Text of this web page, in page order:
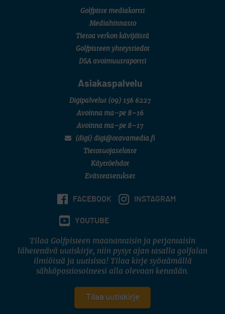
7 (U18 ja U21/pojat/Tahko)
6 (Archipelagia Golf)
Golfpiste mediakortti
Mediahinnasto
Tietoa verkon kävijöistä
Golfpisteen yhteystiedot
DSA avoimuusraportti
Asiakaspalvelu
Digipalvelut (09) 156 6227
Avoinna ma–pe 8–16
Avoinna ma–pe 8–17
(digi) digi@otavamedia.fi
Tietosuojaseloste
Käyttöehdot
Evästeasetukset
FACEBOOK INSTAGRAM
YOUTUBE
Tilaa Golfpisteen maanantaisin ja perjantaisin
lähetettävä uutiskirje, niin pysyt ajan tasalla golfalan
ilmiöistä ja uutisista! Tilaa kirje syöttämällä
sähköpostiosoitteesi alla olevaan kenttään.
Tilaa uutiskirje